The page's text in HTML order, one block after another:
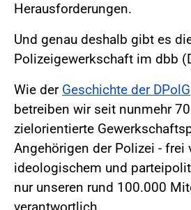
Herausforderungen.
Und genau deshalb gibt es
Polizeigewerkschaft im dbb
Wie der Geschichte der DPolG
betreiben wir seit nunmehr
zielorientierte
Angehörigen der Polizei - frei
ideologischem und
nur unseren rund 100.000